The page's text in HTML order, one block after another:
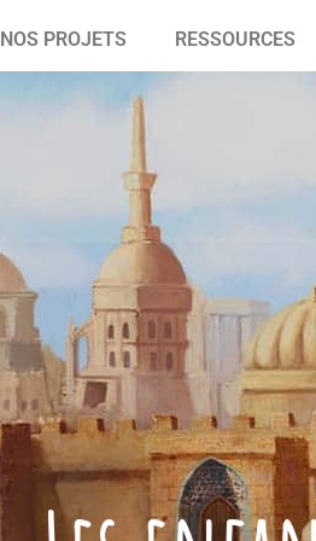
NOS PROJETS RESSOURCES